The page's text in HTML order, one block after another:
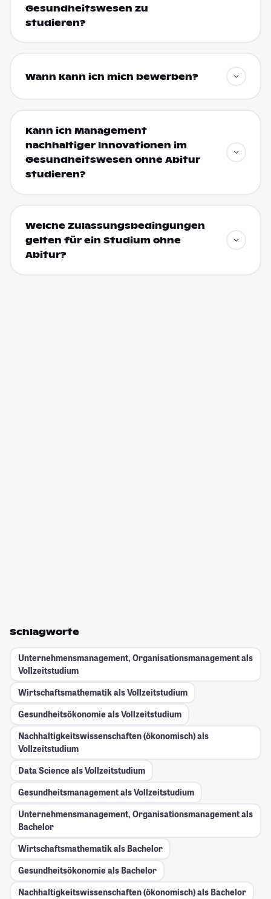
Gesundheitswesen zu
studieren?
Wann kann ich mich bewerben?
Kann ich Management
nachhaltiger Innovationen im
Gesundheitswesen ohne Abitur
studieren?
Welche Zulassungsbedingungen
gelten für ein Studium ohne
Abitur?
Schlagworte
Unternehmensmanagement, Organisationsmanagement als
Vollzeitstudium
Wirtschaftsmathematik als Vollzeitstudium
Gesundheitsökonomie als Vollzeitstudium
Nachhaltigkeitswissenschaften (ökonomisch) als
Vollzeitstudium
Data Science als Vollzeitstudium
Gesundheitsmanagement als Vollzeitstudium
Unternehmensmanagement, Organisationsmanagement als
Bachelor
Wirtschaftsmathematik als Bachelor
Gesundheitsökonomie als Bachelor
Nachhaltigkeitswissenschaften (ökonomisch) als Bachelor